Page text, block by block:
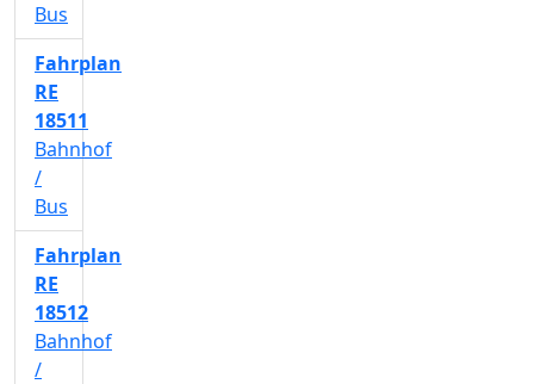
Bus
Fahrplan
RE
18511
Bahnhof
/
Bus
Fahrplan
RE
18512
Bahnhof
/